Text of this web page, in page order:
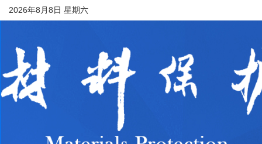
2026年8月8日 星期六